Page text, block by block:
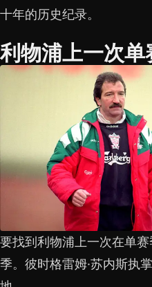
十年的历史纪录。
利物浦上一次
要找到利物浦上一次在单
季。彼时格雷姆·苏内斯执